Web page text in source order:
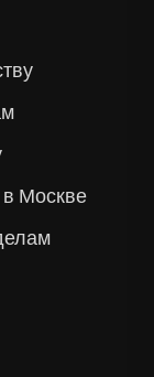
Москве